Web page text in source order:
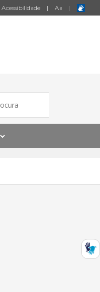
Acessibilidade | Aa |